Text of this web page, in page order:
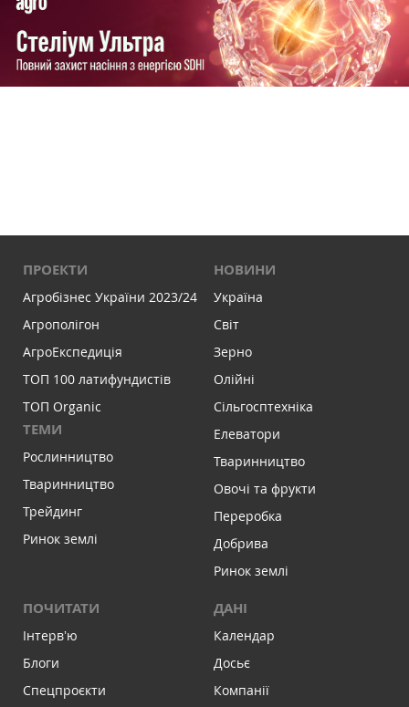
ПРОЕКТИ
Агробізнес України 2023/24
Агрополігон
АгроЕкспедиція
ТОП 100 латифундистів
ТОП Organic
ТЕМИ
Рослинництво
Тваринництво
Трейдинг
Ринок землі
НОВИНИ
Україна
Світ
Зерно
Олійні
Сільгосптехніка
Елеватори
Тваринництво
Овочі та фрукти
Переробка
Добрива
Ринок землі
ПОЧИТАТИ
Інтервʼю
Блоги
Спецпроєкти
ДАНІ
Календар
Досьє
Компанії